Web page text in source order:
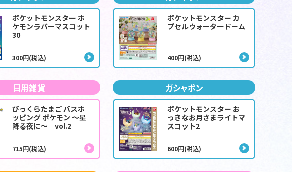
ポケットモンスター ポ
ケモンラバーマスコット
30
300円(税込)
ポケットモンスター カ
プセルウォータードーム
400円(税込)
日用雑貨
びっくらたまご バスポ
ッピング ポケモン ～星
降る夜に～ vol.2
715円(税込)
ガシャポン
ポケットモンスター お
っきなお月さまライトマ
スコット2
600円(税込)